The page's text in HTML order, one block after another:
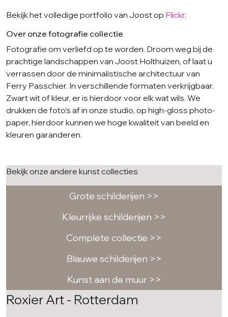
Bekijk het volledige portfolio van Joost op Flickr.
Over onze fotografie collectie
Fotografie om verliefd op te worden. Droom weg bij de
prachtige landschappen van Joost Holthuizen, of laat u
verrassen door de minimalistische architectuur van
Ferry Passchier. In verschillende formaten verkrijgbaar.
Zwart wit of kleur, er is hierdoor voor elk wat wils. We
drukken de foto’s af in onze studio, op high-gloss photo-
paper, hierdoor kunnen we hoge kwaliteit van beeld en
kleuren garanderen.
Bekijk onze andere kunst collecties
Grote schilderijen >>
Kleurrijke schilderijen >>
Complete collectie >>
Blauwe schilderijen >>
Kunst aan de muur >>
Roxier Art - Rotterdam